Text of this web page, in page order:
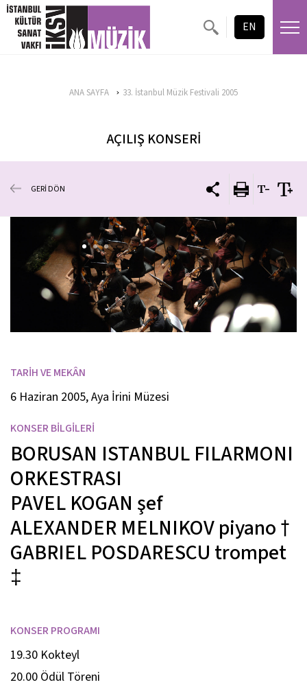
EN
ANA SAYFA 33. İstanbul Müzik Festivali 2005
AÇILIŞ KONSERİ
GERİ DÖN
TARİH VE MEKÂN
6 Haziran 2005, Aya İrini Müzesi
KONSER BİLGİLERİ
BORUSAN ISTANBUL FILARMONI
ORKESTRASI
PAVEL KOGAN şef
ALEXANDER MELNIKOVpiyano†
GABRIEL POSDARESCU trompet
‡
KONSER PROGRAMI
19.30 Kokteyl
20.00 Ödül Töreni